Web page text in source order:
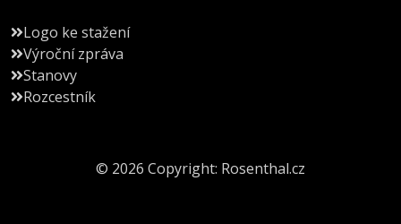
Logo ke stažení
Výroční zpráva
Stanovy
Rozcestník
© 2026 Copyright: Rosenthal.cz